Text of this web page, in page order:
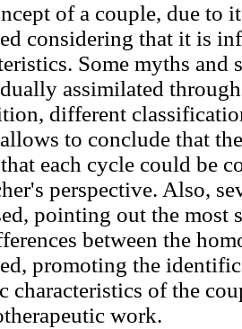
of a couple, due to
considering that it is
Some myths
assimilated
different
to conclude that
each cycle could be
perspective. Also,
pointing out the most
between the
promoting the
characteristics of the
work.